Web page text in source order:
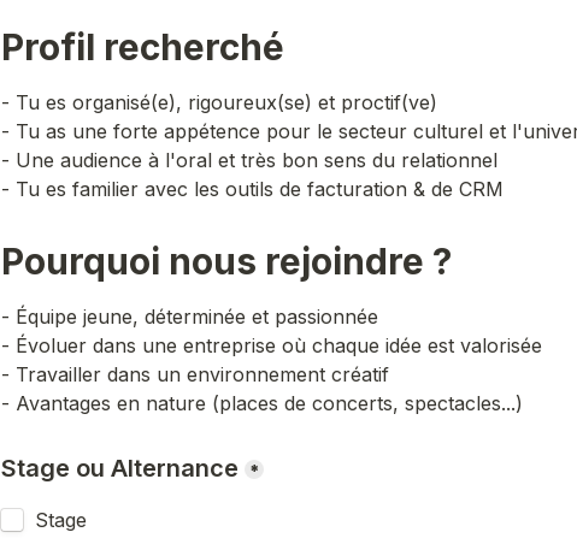
Profil recherché
- Tu es organisé(e), rigoureux(se) et proctif(ve)
- Tu as une forte appétence pour le secteur culturel et
- Une audience à l'oral et très bon sens du relationnel
- Tu es familier avec les outils de facturation & de CRM
Pourquoi nous rejoindre ?
- Équipe jeune, déterminée et passionnée
- Évoluer dans une entreprise où chaque idée est valorisée
- Travailler dans un environnement créatif
- Avantages en nature (places de concerts, spectacles...)
Stage ou Alternance *
Stage